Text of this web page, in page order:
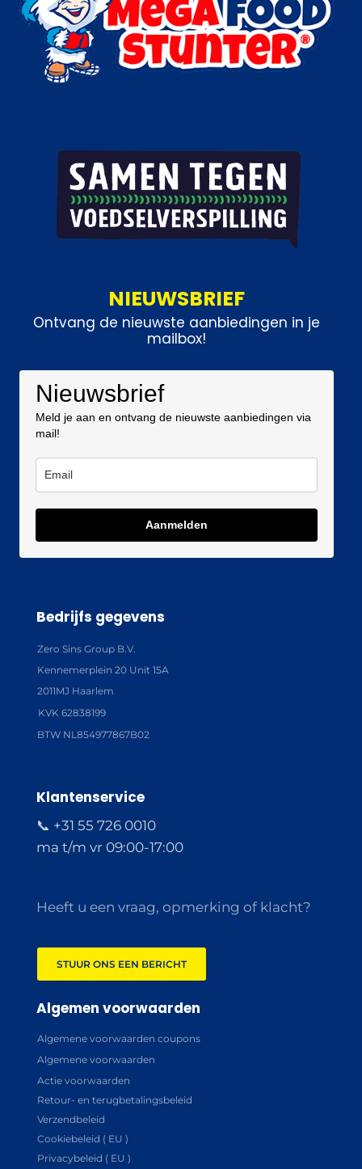
NIEUWSBRIEF
Ontvang de nieuwste aanbiedingen in je
mailbox!
Nieuwsbrief
Meld je aan en ontvang de nieuwste aanbiedingen via
mail!
Aanmelden
Bedrijfs gegevens
Zero Sins Group B.V.
Kennemerplein 20 Unit 15A
2011MJ Haarlem
KVK 62838199
BTW NL854977867B02
Klantenservice
📞 +31 55 726 0010
ma t/m vr 09:00-17:00
Heeft u een vraag, opmerking of klacht?
STUUR ONS EEN BERICHT
Algemen voorwaarden
Algemene voorwaarden coupons
Algemene voorwaarden
Actie voorwaarden
Retour- en terugbetalingsbeleid
Verzendbeleid
Cookiebeleid ( EU )
Privacybeleid ( EU )